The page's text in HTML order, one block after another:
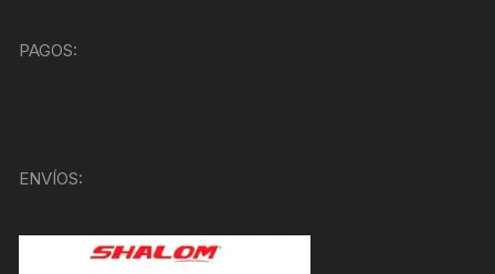
PAGOS:
ENVÍOS: